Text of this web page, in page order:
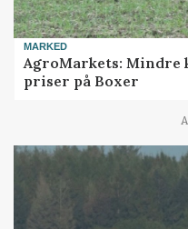
MARKED
AgroMarkets: Mindre
priser på Boxer